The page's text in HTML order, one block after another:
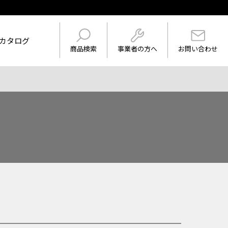
商品検索 事業者の方へ お問い合わせ
タログ